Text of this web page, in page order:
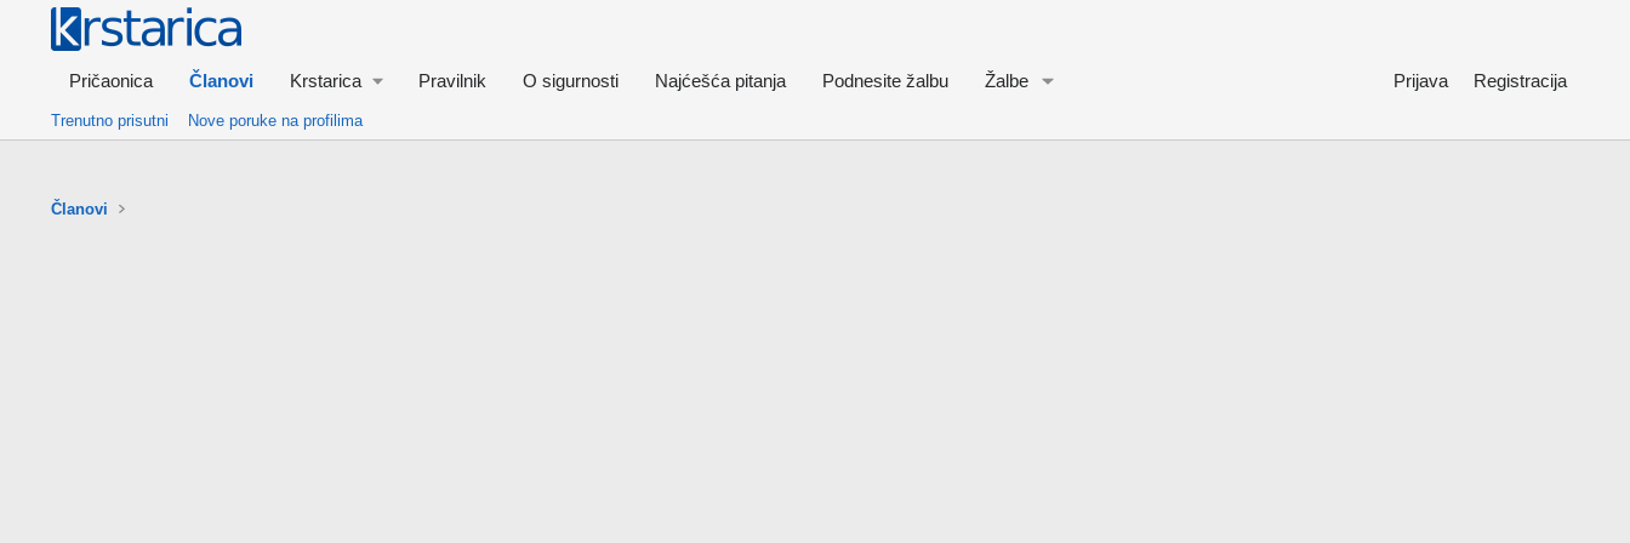
Pričaonica Članovi Krstarica Pravilnik O sigurnosti Najćešća pitanja Podnesite žalbu Žalbe Prijava Registracija
Trenutno prisutni Nove poruke na profilima
Članovi